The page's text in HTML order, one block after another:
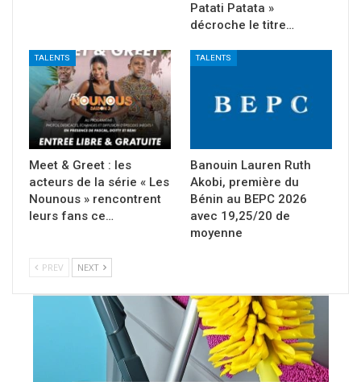
Patati Patata »
décroche le titre…
TALENTS
Meet & Greet : les
acteurs de la série « Les
Nounous » rencontrent
leurs fans ce…
TALENTS
Banouin Lauren Ruth
Akobi, première du
Bénin au BEPC 2026
avec 19,25/20 de
moyenne
PREV NEXT